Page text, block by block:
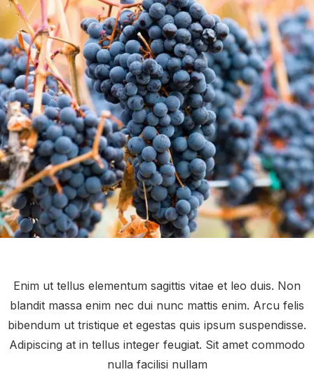
Enim ut tellus elementum sagittis vitae et leo duis. Non
blandit massa enim nec dui nunc mattis enim. Arcu felis
bibendum ut tristique et egestas quis ipsum suspendisse.
Adipiscing at in tellus integer feugiat. Sit amet commodo
nulla facilisi nullam